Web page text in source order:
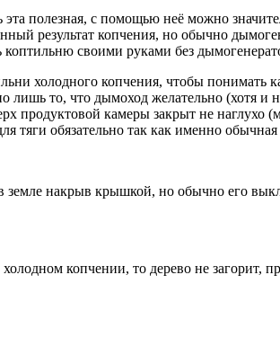
полезная, с помощью неё можно
результат копчения, но обычно
своими руками без
холодного копчения, чтобы понимать
то, что дымоход желательно (хотя и
продуктовой камеры закрыт не наглухо
обязательно так как именно
накрыв крышкой, но обычно его
копчении, то дерево не загорит,